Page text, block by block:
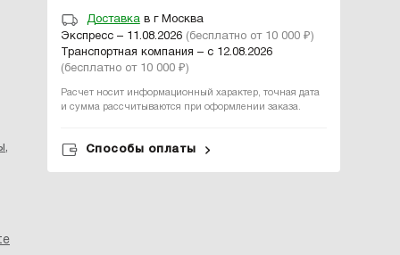
,
Доставкав г Москва
Экспресс – 11.08.2026 (бесплатно от 10 000 ₽)
Транспортная компания – с 12.08.2026
(бесплатно от 10 000 ₽)
Расчет носит информационный характер, точная дата
и сумма рассчитываются при оформлении заказа.
Способы оплаты